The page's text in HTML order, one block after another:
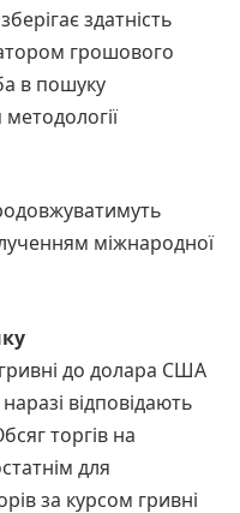
здатність
грошового
в пошуку
міжнародної
до долара США
відповідають
торгів на
для
за курсом гривні